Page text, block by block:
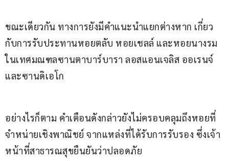
ขณะเดียวกัน ทางการยังมีคำแนะนำแยกต่างหาก เกี่ยว
กับการรับประทานหอยตลับ หอยเชลล์ และหอยนางรม
ในเทศมณฑลซานตาบาร์บารา ลอสแอนเจลิส ออเรนจ์
และซานดิเอโก
อย่างไรก็ตาม คำเตือนดังกล่าวยังไม่ครอบคลุมถึงหอยที่
จำหน่ายเชิงพาณิชย์ จากแหล่งที่ได้รับการรับรอง ซึ่งเจ้า
หน้าที่สาธารณสุขยืนยันว่าปลอดภัย